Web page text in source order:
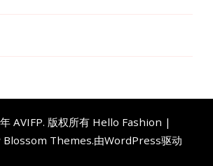
AVIFP. 版权所有Hello Fashion |
Blossom Themes.由WordPress驱动